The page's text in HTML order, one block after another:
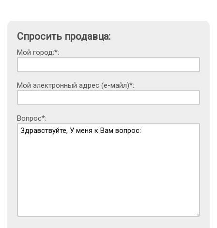
Спросить продавца:
Мой город:*:
Мой электронный адрес (е-майл)*:
Вопрос*: